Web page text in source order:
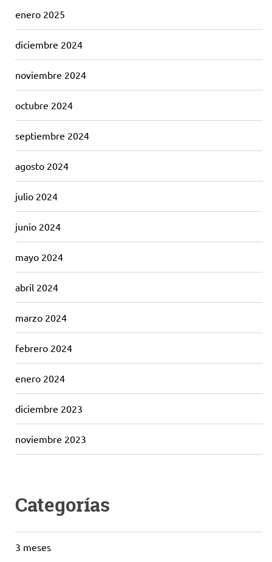
enero 2025
diciembre 2024
noviembre 2024
octubre 2024
septiembre 2024
agosto 2024
julio 2024
junio 2024
mayo 2024
abril 2024
marzo 2024
febrero 2024
enero 2024
diciembre 2023
noviembre 2023
Categorías
3 meses